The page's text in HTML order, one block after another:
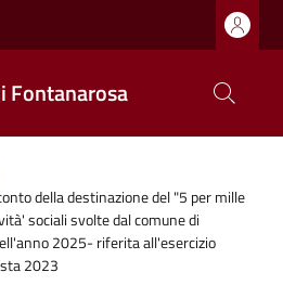
Fontanarosa
della destinazione del "5 per mille
sociali svolte dal comune di
2025- riferita all'esercizio
2023